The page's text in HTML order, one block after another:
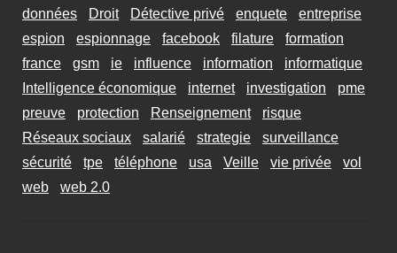
données
Droit Détective privé enquete
entreprise
espion
espionnage facebook filature
formation
france
gsm ie influence information
informatique
Intelligence économique
internet investigation
pme
preuve
protection Renseignement
risque
Réseaux sociaux
salarié strategie
surveillance
sécurité
tpe téléphone usa Veille vie privée
vol
web
web 2.0